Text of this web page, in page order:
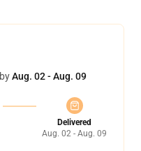
Aug. 02 - Aug. 09
Delivered
Aug. 02 - Aug. 09